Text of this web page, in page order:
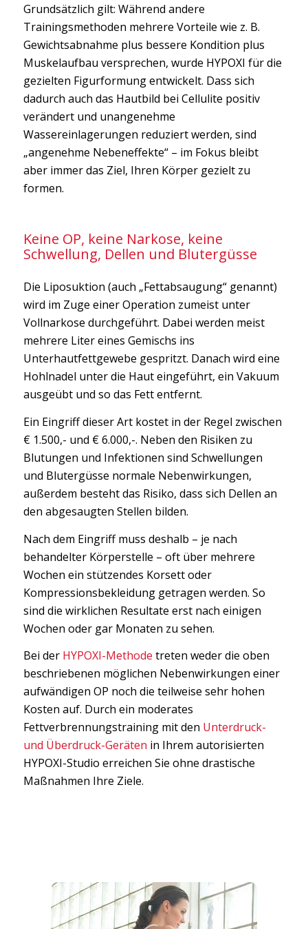
Grundsätzlich gilt: Während andere
Trainingsmethoden mehrere Vorteile wie z. B.
Gewichtsabnahme plus bessere Kondition plus
Muskelaufbau versprechen, wurde HYPOXI für die
gezielten Figurformung entwickelt. Dass sich
dadurch auch das Hautbild bei Cellulite positiv
verändert und unangenehme
Wassereinlagerungen reduziert werden, sind
„angenehme Nebeneffekte“ – im Fokus bleibt
aber immer das Ziel, Ihren Körper gezielt zu
formen.
Keine OP, keine Narkose, keine
Schwellung, Dellen und Blutergüsse
Die Liposuktion (auch „Fettabsaugung“ genannt)
wird im Zuge einer Operation zumeist unter
Vollnarkose durchgeführt. Dabei werden meist
mehrere Liter eines Gemischs ins
Unterhautfettgewebe gespritzt. Danach wird eine
Hohlnadel unter die Haut eingeführt, ein Vakuum
ausgeübt und so das Fett entfernt.
Ein Eingriff dieser Art kostet in der Regel zwischen
€ 1.500,- und € 6.000,-. Neben den Risiken zu
Blutungen und Infektionen sind Schwellungen
und Blutergüsse normale Nebenwirkungen,
außerdem besteht das Risiko, dass sich Dellen an
den abgesaugten Stellen bilden.
Nach dem Eingriff muss deshalb – je nach
behandelter Körperstelle – oft über mehrere
Wochen ein stützendes Korsett oder
Kompressionsbekleidung getragen werden. So
sind die wirklichen Resultate erst nach einigen
Wochen oder gar Monaten zu sehen.
Bei der HYPOXI-Methode treten weder die oben
beschriebenen möglichen Nebenwirkungen einer
aufwändigen OP noch die teilweise sehr hohen
Kosten auf. Durch ein moderates
Fettverbrennungstraining mit den Unterdruck-
und Überdruck-Geräten in Ihrem autorisierten
HYPOXI-Studio erreichen Sie ohne drastische
Maßnahmen Ihre Ziele.